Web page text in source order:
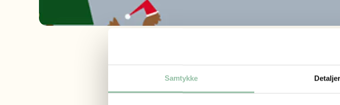
Samtykke Detaljer
Jul og Frugt